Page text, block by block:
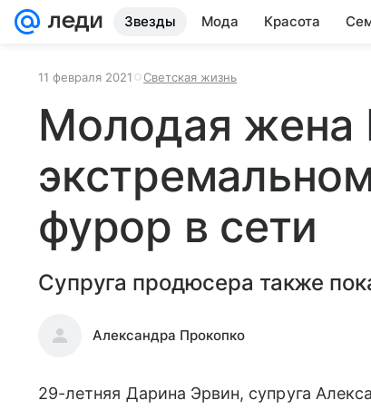
Звезды Мода Красота
11 февраля 2021 Светская жизнь
Молодая жена
фурор в сети
Супруга продюсера также
Александра Прокопко
29-летняя Дарина Эрвин, супруга